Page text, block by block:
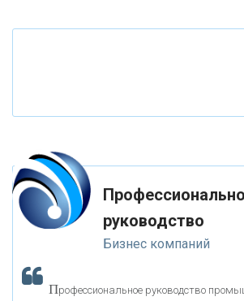
«ФК ОТКРЫТИЕ»
«ЗАПСИБКОМБАНК»
«РОСЕВРОБАНК»
«ПРЕСС-СЛУЖБА ВТБ24»
руководство
Бизнес компаний
Профессиональное руководство